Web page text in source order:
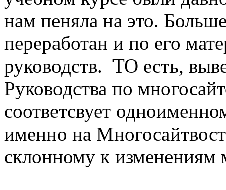
нам пеняла на это.
переработан и по его
руководств. ТО есть,
Руководства по
соответсвует
именно на
склонному к изменениям